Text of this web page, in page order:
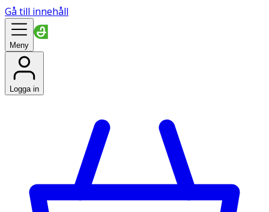
Gå till innehåll
Meny
Logga in